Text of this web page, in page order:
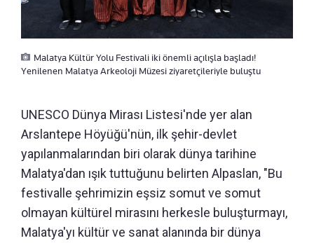
Malatya Kültür Yolu Festivali iki önemli açılışla başladı!
Yenilenen Malatya Arkeoloji Müzesi ziyaretçileriyle buluştu
UNESCO Dünya Mirası Listesi'nde yer alan
Arslantepe Höyüğü'nün, ilk şehir-devlet
yapılanmalarından biri olarak dünya tarihine
Malatya'dan ışık tuttuğunu belirten Alpaslan, "Bu
festivalle şehrimizin eşsiz somut ve somut
olmayan kültürel mirasını herkesle buluşturmayı,
Malatya'yı kültür ve sanat alanında bir dünya